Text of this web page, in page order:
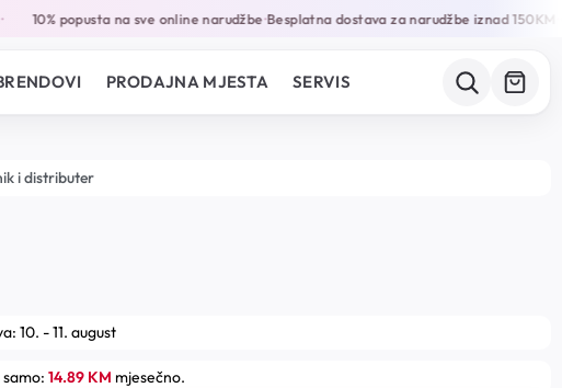
10% popusta na sve online narudžbe•Besplatna dostava za narudžbe iznad 150KM•
PRODAJNA MJESTA SERVIS
i distributer
10. - 11. august
14.89 KM mjesečno.